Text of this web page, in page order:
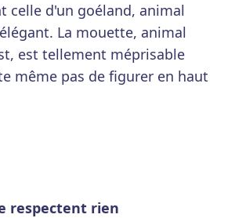
celle d'un goéland, animal
La mouette, animal
est tellement méprisable
même pas de figurer en haut
respectent rien